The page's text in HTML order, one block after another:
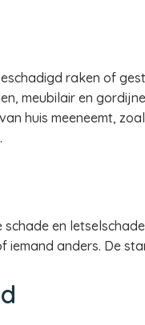
raken of
meubilair en
huis meeneemt,
en
anders. De